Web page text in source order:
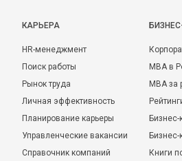
КАРЬЕРА
HR-менеджмент
Поиск работы
Рынок труда
Личная эффективность
Планирование карьеры
Управленческие вакансии
Справочник компаний
MBA в
MBA
Бизнес-
Книги